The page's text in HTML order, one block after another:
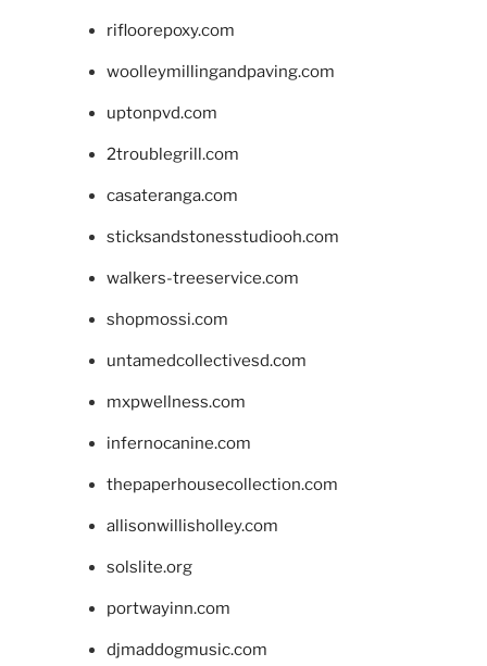
rifloorepoxy.com
woolleymillingandpaving.com
uptonpvd.com
2troublegrill.com
casateranga.com
sticksandstonesstudiooh.com
walkers-treeservice.com
shopmossi.com
untamedcollectivesd.com
mxpwellness.com
infernocanine.com
thepaperhousecollection.com
allisonwillisholley.com
solslite.org
portwayinn.com
djmaddogmusic.com